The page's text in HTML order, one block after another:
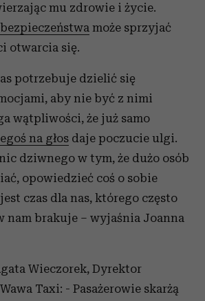
mu zdrowie i życie.
może sprzyjać
otwarcia się.
potrzebuje dzielić się
aby nie być z nimi
wątpliwości, że już samo
na głos daje poczucie ulgi.
dziwnego w tym, że dużo osób
opowiedzieć coś o sobie
czas dla nas, którego często
nam brakuje – wyjaśnia Joanna
Wieczorek, Dyrektor
Taxi: - Pasażerowie skarżą